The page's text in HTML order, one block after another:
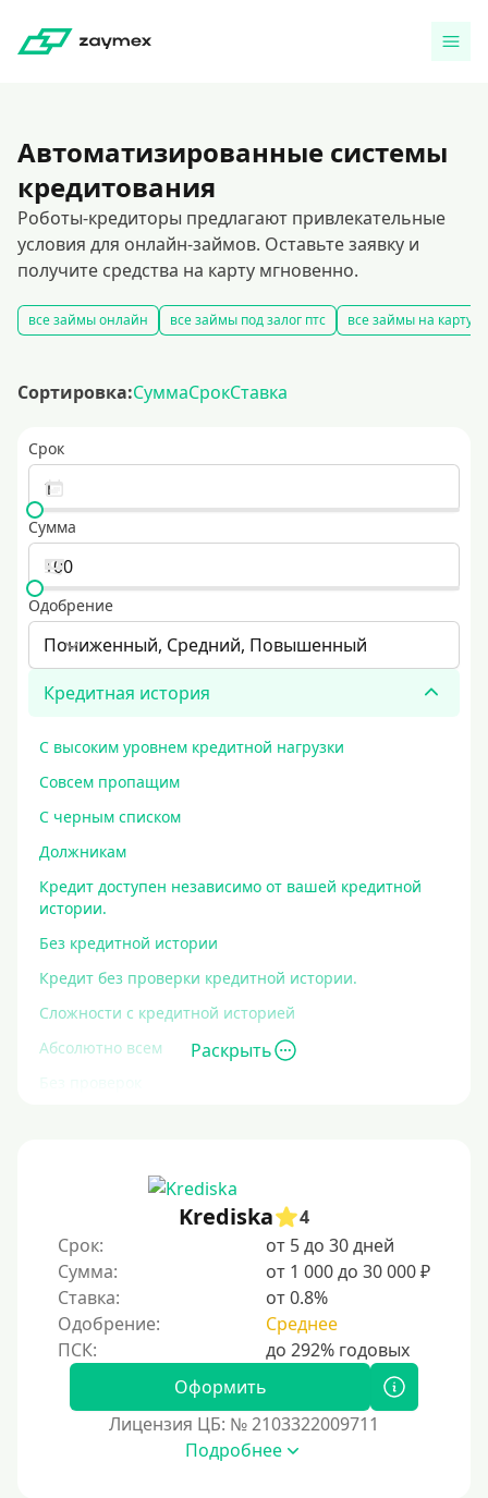
Автоматизированные системы
кредитования
Роботы-кредиторы предлагают привлекательные
условия для онлайн-займов. Оставьте заявку и
получите средства на карту мгновенно.
все займы онлайн все займы под залог птс все займы на карту
Сортировка:СуммаСрокСтавка
Срок
Сумма
Одобрение
Пониженный, Средний, Повышенный
Кредитная история
С высоким уровнем кредитной нагрузки
Совсем пропащим
С черным списком
Должникам
Кредит доступен независимо от вашей кредитной
истории.
Без кредитной истории
Кредит без проверки кредитной истории.
Сложности с кредитной историей
Абсолютно всем
Без проверок
На карту без отказа
Залог
Под залог ПТС
Без залога
Под залог
Под залог недвижимости
Раскрыть
Krediska
4
Срок:
от 5 до 30 дней
Сумма:
от 1 000 до 30 000 ₽
Ставка:
от 0.8%
Одобрение:
Среднее
Оформить
Лицензия ЦБ: № 2103322009711
Подробнее